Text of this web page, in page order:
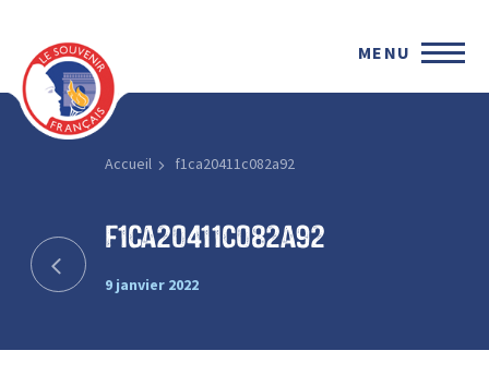
MENU
Accueil f1ca20411c082a92
f1ca20411c082a92
9 janvier 2022